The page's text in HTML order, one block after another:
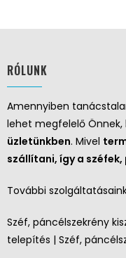
RÓLUNK
Amennyiben
lehet megfelelő Önnek,
üzletünkben. Mivel
szállítani, így a
További
Széf, páncélszekrény
telepítés | Széf,